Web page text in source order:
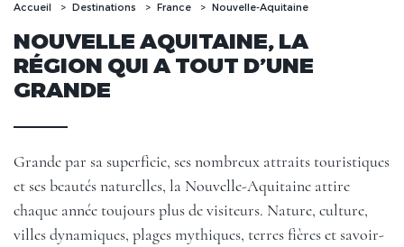
Accueil Destinations France Nouvelle-Aquitaine
NOUVELLE AQUITAINE, LA
RÉGION QUI A TOUT D’UNE
GRANDE
Grande par sa superficie, ses nombreux attraits touristiques
et ses beautés naturelles, la Nouvelle-Aquitaine attire
chaque année toujours plus de visiteurs. Nature, culture,
villes dynamiques, plages mythiques, terres fières et savoir-